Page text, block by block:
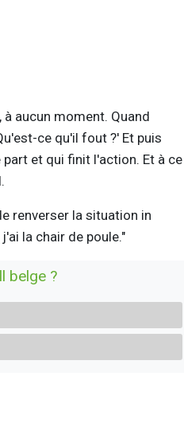
à aucun moment. Quand
ce qu'il fout ?' Et puis
et qui finit l'action. Et à ce
renverser la situation in
la chair de poule."
belge ?